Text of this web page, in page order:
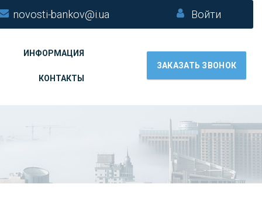
novosti-bankov@i.ua Войти
ИНФОРМАЦИЯ
КОНТАКТЫ
ЗАКАЗАТЬ ЗВОНОК